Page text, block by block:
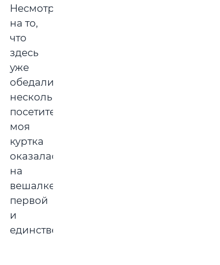
Несмотря
на то,
что
здесь
уже
обедали
несколько
посетителей,
моя
куртка
оказалась
на
вешалке
первой
и
единственной.